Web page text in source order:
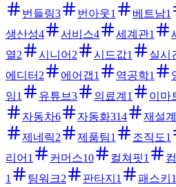
번들링3 번아웃1 베트남1
생산성4 서비스4 세계관1
열2 시니어 2 시드값1 실시
에디터 2 에어갭1 역공학1
잉1 유튜브3 의료계 1 이마
자동차6 자동화314 재설계
제네릭2 제품팀1 조직도1
리어 1 커머스10 컬쳐핏1
1
팀워크2 판타지 1 패스키 1